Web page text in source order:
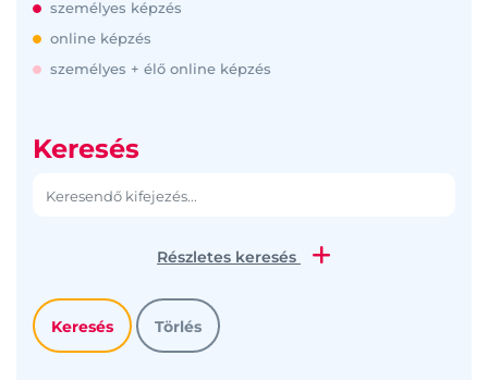
személyes képzés
online képzés
személyes + élő online képzés
Keresés
Részletes keresés